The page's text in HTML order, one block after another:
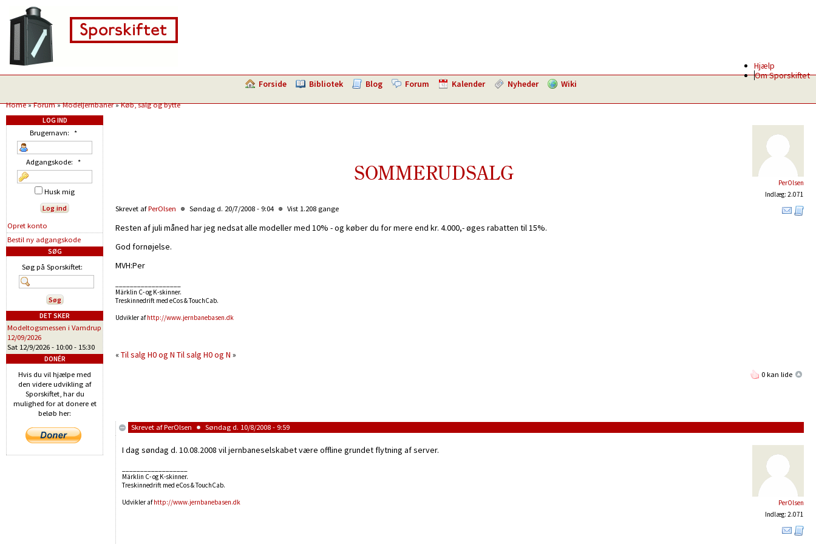
Hjælp
Om Sporskiftet
Forside Bibliotek Blog Forum Kalender Nyheder Wiki
Home»Forum»Modeljernbaner»Køb, salg og bytte
PerOlsen
Indlæg: 2.071
SOMMERUDSALG
Skrevet afPerOlsen Søndag d. 20/7/2008 - 9:04 Vist 1.208 gange
Resten af juli måned har jeg nedsat alle modeller med 10% - og køber du for mere end kr. 4.000,- øges rabatten til 15%.
God fornøjelse.
MVH:Per
Märklin C- og K-skinner.
Treskinnedrift med eCos & TouchCab.
Udvikler afhttp://www.jernbanebasen.dk
«Til salg H0 og N Til salg H0 og N »
0 kan lide
Skrevet afPerOlsen Søndag d. 10/8/2008 - 9:59
PerOlsen
Indlæg: 2.071
I dag søndag d. 10.08.2008 vil jernbaneselskabet være offline grundet flytning af server.
Märklin C- og K-skinner.
Treskinnedrift med eCos & TouchCab.
Udvikler afhttp://www.jernbanebasen.dk
LOG IND
Brugernavn: *
Adgangskode: *
Husk mig
Opret konto
Bestil ny adgangskode
SØG
Søg på Sporskiftet:
DET SKER
Modeltogsmessen i Vamdrup
12/09/2026
Sat 12/9/2026 - 10:00 - 15:30
DONÉR
Hvis du vil hjælpe med
den videre udvikling af
Sporskiftet, har du
mulighed for at donere et
beløb her: